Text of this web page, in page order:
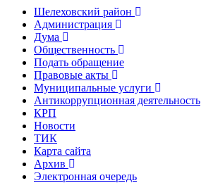
Шелеховский район
Администрация
Дума
Общественность
Подать обращение
Правовые акты
Муниципальные услуги
Антикоррупционная деятельность
КРП
Новости
ТИК
Карта сайта
Архив
Электронная очередь